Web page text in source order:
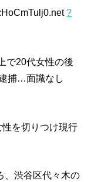
?
で20代女性の後
捕…面識なし
を切りつけ現行
、渋谷区代々木の